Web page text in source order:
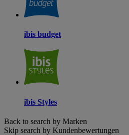
ibis budget
ibis Styles
Back to search by Marken
Skip search by Kundenbewertungen